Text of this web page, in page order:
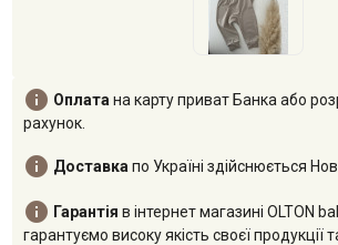
 Оплата на карту приват Банка або
рахунок.
 Доставка по Україні здійснюється
 Гарантія в інтернет магазині OLTON
гарантуємо високу якість своєї продукції